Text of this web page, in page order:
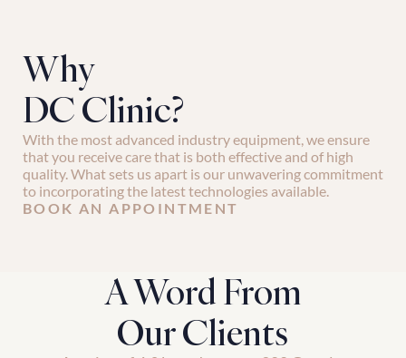
Why
DC Clinic?
With the most advanced industry equipment, we ensure
that you receive care that is both effective and of high
quality. What sets us apart is our unwavering commitment
to incorporating the latest technologies available.
BOOK AN APPOINTMENT
A Word From
Our Clients